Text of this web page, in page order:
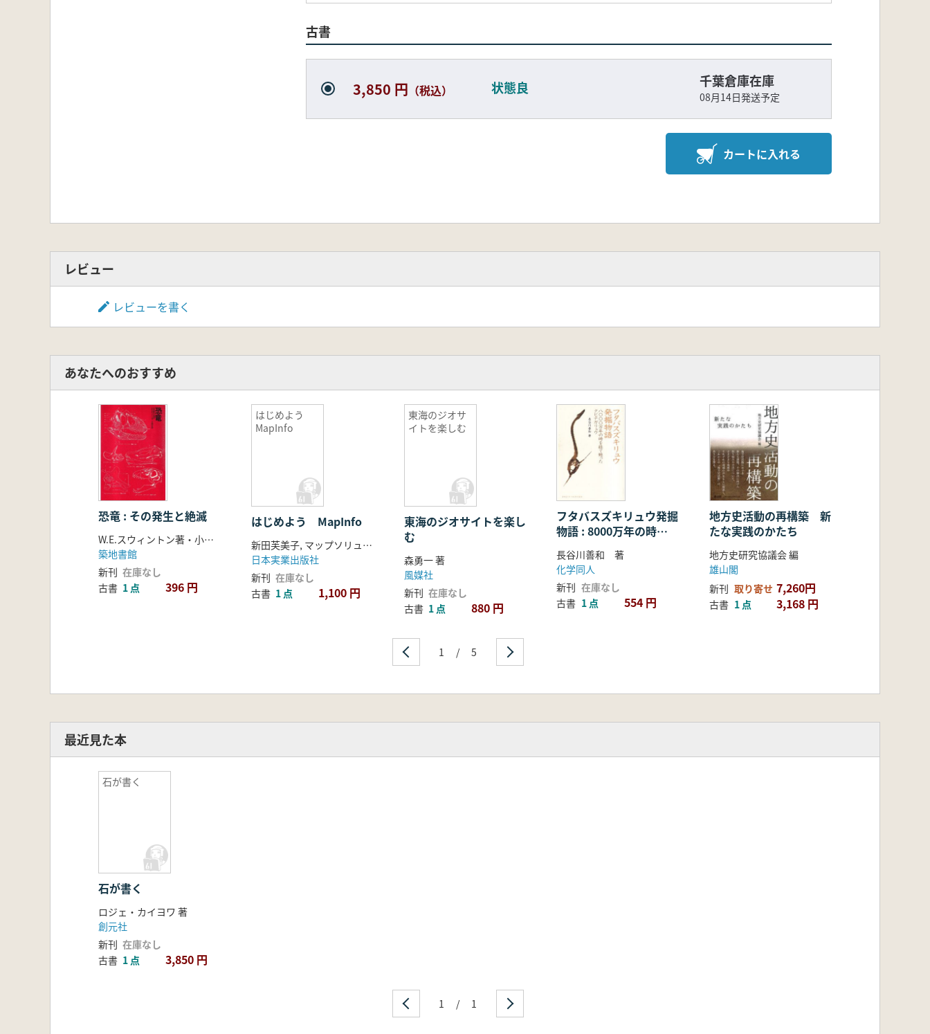
古書
3,850 円 （税込） 状態良 千葉倉庫在庫
08月14日発送予定
カートに入れる
レビュー
レビューを書く
あなたへのおすすめ
恐竜 : その発生と絶滅
W.E.スウィントン著・小畠郁生訳
築地書館
新刊 在庫なし
古書 1 点 396 円
はじめよう
MapInfo
はじめよう MapInfo
新田芙美子, マップソリューション研究会 著
日本実業出版社
新刊 在庫なし
古書 1 点 1,100 円
東海のジオサ
イトを楽しむ
東海のジオサイトを楽し
む
森勇一 著
風媒社
新刊 在庫なし
古書 1 点 880 円
フタバスズキリュウ発掘
物語 : 8000万年の時を
経て甦ったクビナガリュ
ウ
長谷川善和 著
化学同人
新刊 在庫なし
古書 1 点 554 円
地方史活動の再構築 新
たな実践のかたち
地方史研究協議会 編
雄山閣
新刊 取り寄せ 7,260円
古書 1 点 3,168 円
1 / 5
最近見た本
石が書く
石が書く
ロジェ・カイヨワ 著
創元社
新刊 在庫なし
古書 1 点 3,850 円
1 / 1